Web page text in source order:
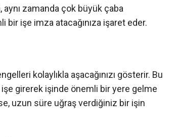
aynı zamanda çok büyük çaba
işe imza atacağınıza işaret eder.
kolaylıkla aşacağınızı gösterir. Bu
girerek işinde önemli bir yere gelme
uzun süre uğraş verdiğiniz bir işin